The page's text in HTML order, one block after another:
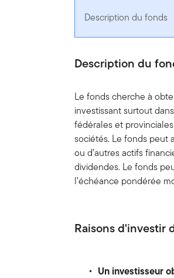
Description du fonds
Description du
Le fonds cherche à
investissant surtout
fédérales et
sociétés. Le fonds peut
ou d’autres actifs
dividendes. Le fonds
l’échéance pondérée
Raisons d'investir
Un investisseur